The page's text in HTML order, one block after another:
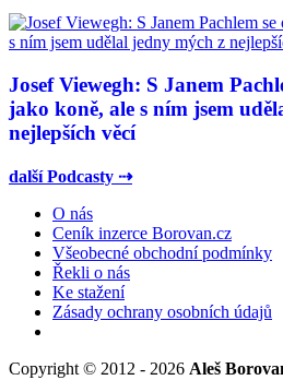
Josef Viewegh: S Janem
jako koně, ale s ním jsem
nejlepších věcí
další Podcasty ⇢
O nás
Ceník inzerce Borovan.cz
Všeobecné obchodní podmínky
Řekli o nás
Ke stažení
Zásady ochrany osobních údajů
Copyright © 2012 - 2026 Aleš